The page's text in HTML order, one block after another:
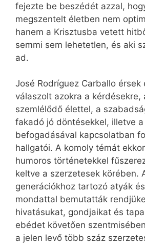
fejezte be beszédét azzal,
megszentelt életben nem
hanem a Krisztusba vetett
semmi sem lehetetlen, és aki
ad.
José Rodríguez Carballo érsek
válaszolt azokra a kérdésekre,
szemlélődő élettel, a
fakadó jó döntésekkel, illetve
befogadásával kapcsolatban
hallgatói. A komoly témát
humoros történetekkel
keltve a szerzetesek körében.
generációkhoz tartozó atyák
mondattal bemutatták
hivatásukat, gondjaikat és
ebédet követően
a jelen levő több száz